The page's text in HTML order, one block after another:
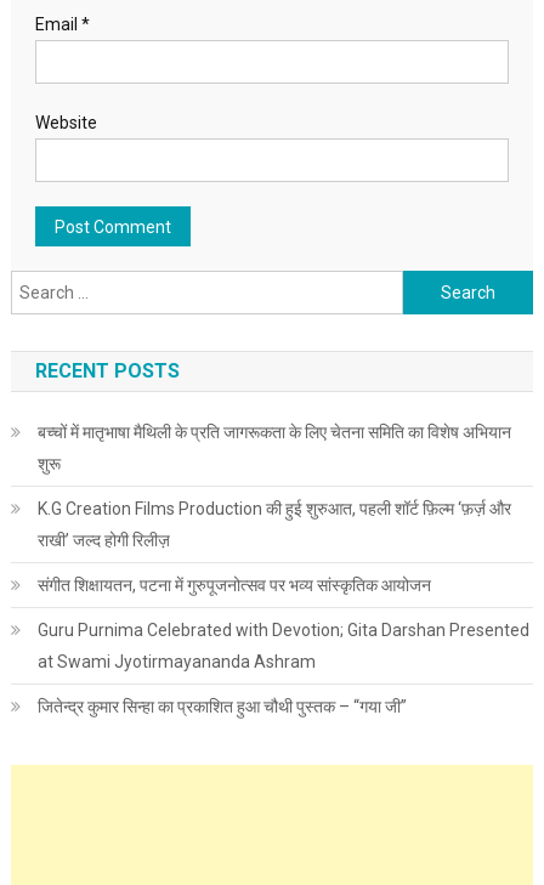
Email *
Website
Search for:
RECENT POSTS
बच्चों में मातृभाषा मैथिली के प्रति जागरूकता के लिए चेतना समिति का विशेष अभियान
शुरू
K.G Creation Films Production की हुई शुरुआत, पहली शॉर्ट फ़िल्म ‘फ़र्ज़ और
राखी’ जल्द होगी रिलीज़
संगीत शिक्षायतन, पटना में गुरुपूजनोत्सव पर भव्य सांस्कृतिक आयोजन
Guru Purnima Celebrated with Devotion; Gita Darshan Presented
at Swami Jyotirmayananda Ashram
जितेन्द्र कुमार सिन्हा का प्रकाशित हुआ चौथी पुस्तक – “गया जी”